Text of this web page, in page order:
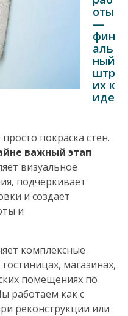
оты
—
фин
аль
ный
штр
их к
иде
покраска стен.
важный этап
визуальное
подчеркивает
и создаёт
и
комплексные
магазинах,
помещениях по
работаем как с
реконструкции или